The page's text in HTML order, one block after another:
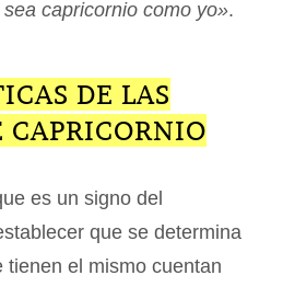
capricornio como yo».
DE LAS
CAPRICORNIO
es un signo del
que se determina
tienen el mismo cuentan